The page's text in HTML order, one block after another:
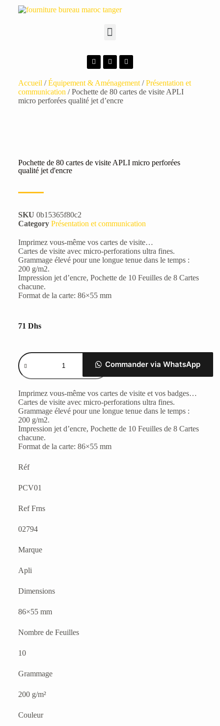
Accueil /Équipement & Aménagement/Présentation et
communication / Pochette de 80 cartes de visite APLI
micro perforées qualité jet d’encre
Pochette de 80 cartes de visite APLI micro perforées
qualité jet d'encre
SKU 0b15365f80c2
Category Présentation et communication
Imprimez vous-même vos cartes de visite…
Cartes de visite avec micro-perforations ultra fines.
Grammage élevé pour une longue tenue dans le temps :
200 g/m2.
Impression jet d’encre, Pochette de 10 Feuilles de 8 Cartes
chacune.
Format de la carte: 86×55 mm
71 Dhs
Commander via WhatsApp
Imprimez vous-même vos cartes de visite et vos badges…
Cartes de visite avec micro-perforations ultra fines.
Grammage élevé pour une longue tenue dans le temps :
200 g/m2.
Impression jet d’encre, Pochette de 10 Feuilles de 8 Cartes
chacune.
Format de la carte: 86×55 mm
Réf
PCV01
Ref Frns
02794
Marque
Apli
Dimensions
86×55 mm
Nombre de Feuilles
10
Grammage
200 g/m²
Couleur